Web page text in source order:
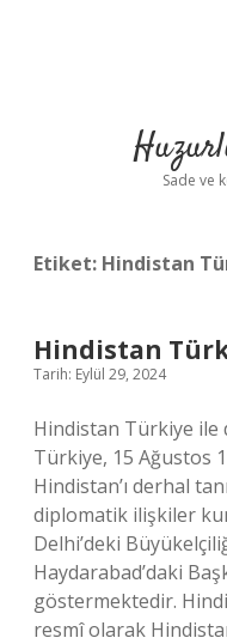
Sade ve
Etiket: Hindistan
Hindistan
Tarih: Eylül 29, 2024
Hindistan Türkiye ile
Türkiye, 15 Ağustos
Hindistan’ı derhal
diplomatik ilişkiler
Delhi’deki
Haydarabad’daki
göstermektedir.
resmî olarak